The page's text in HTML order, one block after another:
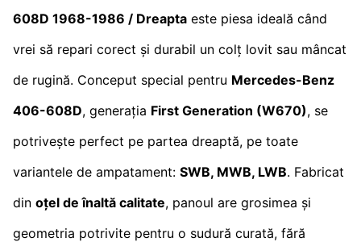
608D 1968-1986 / Dreapta este piesa ideală când
vrei să repari corect și durabil un colț lovit sau mâncat
de rugină. Conceput special pentru Mercedes-Benz
406-608D, generația First Generation (W670), se
potrivește perfect pe partea dreaptă, pe toate
variantele de ampatament: SWB, MWB, LWB. Fabricat
din oțel de înaltă calitate, panoul are grosimea și
geometria potrivite pentru o sudură curată, fără